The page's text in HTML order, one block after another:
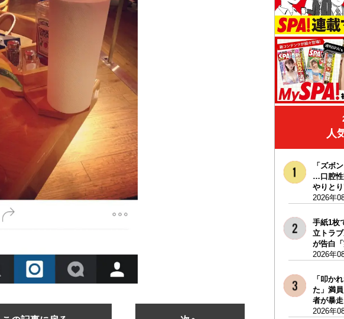
人
「ズボ
…口腔性
やりと
2026年
手紙1枚
立トラ
が告白
2026年
「叩か
た」満
者が暴
2026年